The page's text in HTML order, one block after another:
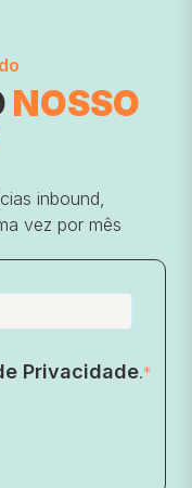
NOSSO
inbound,
vez por mês
Privacidade.*